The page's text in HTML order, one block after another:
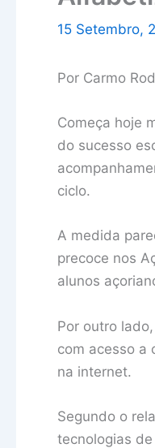
15 Setembro,
Por Carmo
Começa hoje
do sucesso
ciclo.
A medida
precoce nos
alunos
Por outro
com acesso a
na internet.
Segundo o
tecnologias